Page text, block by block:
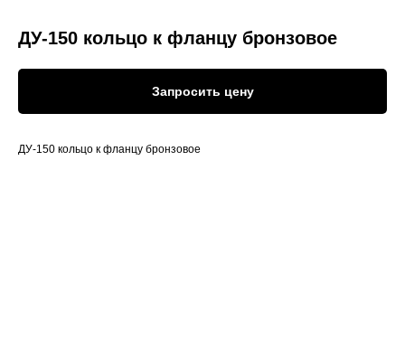
ДУ-150 кольцо к фланцу бронзовое
Запросить цену
ДУ-150 кольцо к фланцу бронзовое